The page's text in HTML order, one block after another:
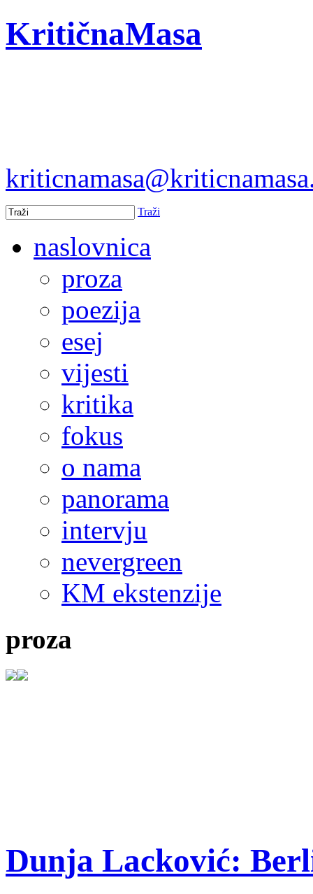
KritičnaMasa
Traži
naslovnica
proza
poezija
esej
vijesti
kritika
fokus
o nama
panorama
intervju
nevergreen
KM ekstenzije
proza
Dunja Lacković: